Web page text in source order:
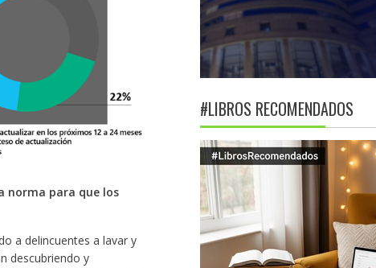
norma para que los
a delincuentes a lavar y
descubriendo y
#LIBROS RECOMENDADOS